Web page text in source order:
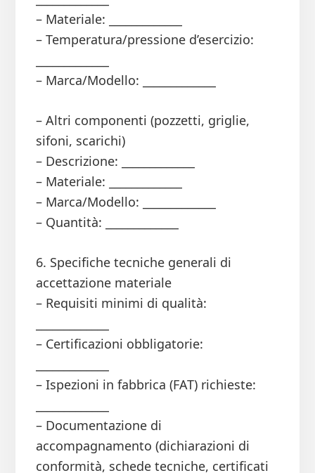
– Materiale: _____________
– Temperatura/pressione d’esercizio:
– Marca/Modello: _____________
– Altri componenti (pozzetti, griglie,
sifoni, scarichi)
– Descrizione: _____________
– Materiale: _____________
– Marca/Modello: _____________
– Quantità: _____________
6. Specifiche tecniche generali di
accettazione materiale
– Requisiti minimi di qualità:
– Certificazioni obbligatorie:
– Ispezioni in fabbrica (FAT) richieste:
– Documentazione di
accompagnamento (dichiarazioni di
conformità, schede tecniche, certificati